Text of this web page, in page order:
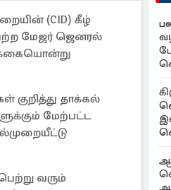
(CID) கீழ்
மேஜர் ஜெனரல்
குறித்து தாக்கல்
மேற்பட்ட
வரும்